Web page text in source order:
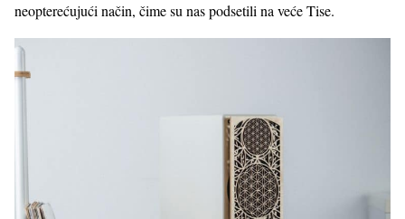
neopterećujući način, čime su nas podsetili na veće Tise.